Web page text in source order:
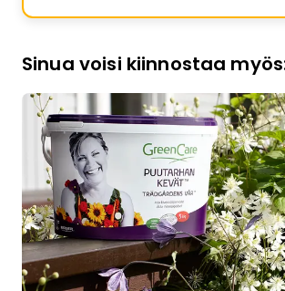
Sinua voisi kiinnostaa